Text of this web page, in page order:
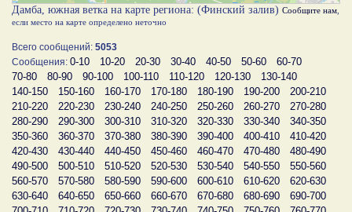
Дамба, южная ветка на карте региона: (Финский залив) Сообщите нам
если место на карте определено неточно
Всего сообщений: 5053
Сообщения: 0-10 10-20 20-30 30-40 40-50 50-60
60-70
70-80
80-90 90-100 100-110 110-120 120-130
130-140
140-150
150-160 160-170 170-180 180-190 190-200
200-210
210-220
220-230 230-240 240-250 250-260 260-270
270-280
280-290
290-300 300-310 310-320 320-330 330-340
340-350
350-360
360-370 370-380 380-390 390-400 400-410
410-420
420-430
430-440 440-450 450-460 460-470 470-480
480-490
490-500
500-510 510-520 520-530 530-540 540-550
550-560
560-570
570-580 580-590 590-600 600-610 610-620
620-630
630-640
640-650 650-660 660-670 670-680 680-690
690-700